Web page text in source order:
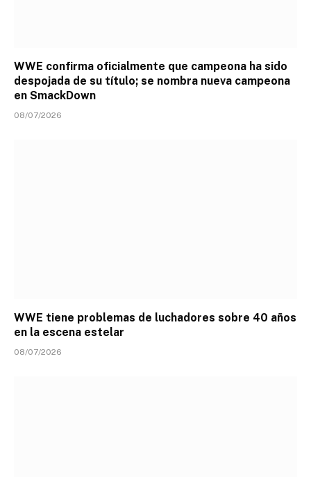
WWE confirma oficialmente que campeona ha sido
despojada de su título; se nombra nueva campeona
en SmackDown
08/07/2026
WWE tiene problemas de luchadores sobre 40 años
en la escena estelar
08/07/2026